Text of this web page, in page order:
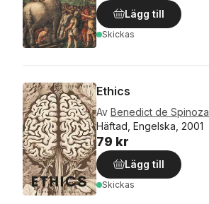
Lägg till
Skickas
Ethics
Av Benedict de Spinoza
Häftad, Engelska, 2001
79 kr
Lägg till
Skickas